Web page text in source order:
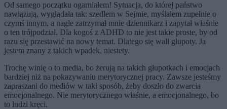
Od samego początku ogarniałem! Sytuacja, do której państwo
nawiązują, wyglądała tak: szedłem w Sejmie, myślałem zupełnie o
czymś innym, a nagle zatrzymał mnie dziennikarz i zapytał właśnie
o ten trójpodział. Dla kogoś z ADHD to nie jest takie proste, by od
razu się przestawić na nowy temat. Dlatego się wali głupoty. Ja
jestem znany z takich wpadek, niestety.
Trochę winię o to media, bo żerują na takich głupotkach i emocjach
bardziej niż na pokazywaniu merytorycznej pracy. Zawsze jesteśmy
zapraszani do mediów w taki sposób, żeby doszło do zwarcia
emocjonalnego. Nie merytorycznego właśnie, a emocjonalnego, bo
to ludzi kręci.